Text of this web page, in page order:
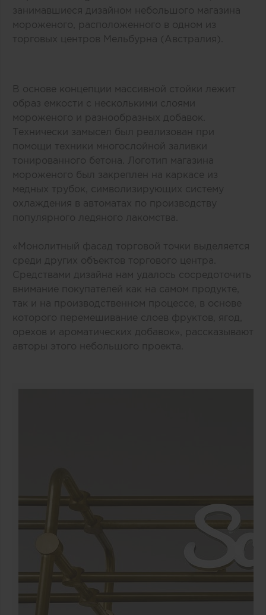
занимавшиеся дизайном небольшого магазина
мороженого, расположенного в одном из
торговых центров Мельбурна (Австралия).
В основе концепции массивной стойки лежит
образ емкости с несколькими слоями
мороженого и разнообразных добавок.
Технически замысел был реализован при
помощи техники многослойной заливки
тонированного бетона. Логотип магазина
мороженого был закреплен на каркасе из
медных трубок, символизирующих систему
охлаждения в автоматах по производству
популярного ледяного лакомства.
«Монолитный фасад торговой точки выделяется
среди других объектов торгового центра.
Средствами дизайна нам удалось сосредоточить
внимание покупателей как на самом продукте,
так и на производственном процессе, в основе
которого перемешивание слоев фруктов, ягод,
орехов и ароматических добавок», рассказывают
авторы этого небольшого проекта.